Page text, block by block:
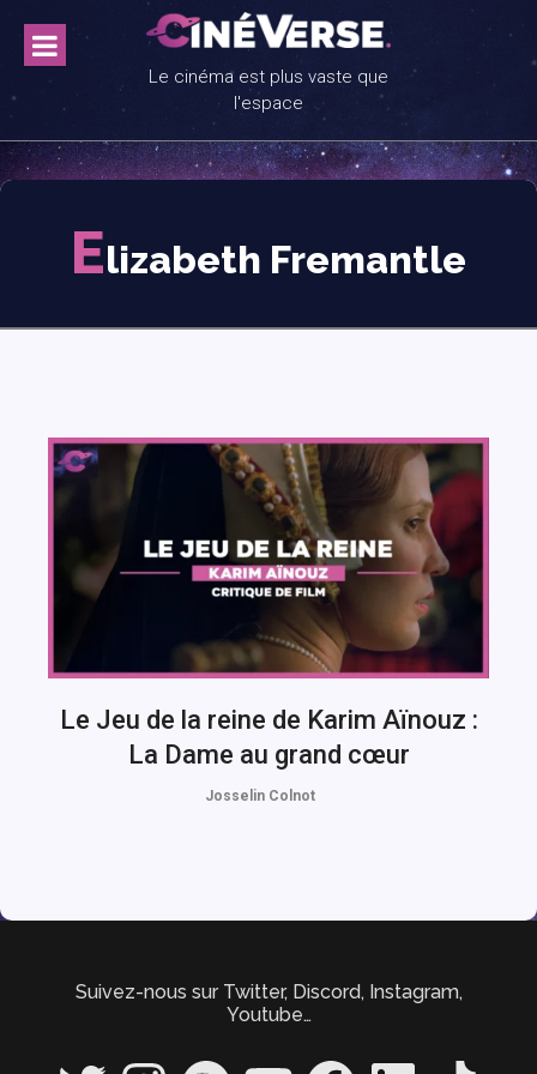
content
Le cinéma est plus vaste que
l'espace
Elizabeth Fremantle
Le Jeu de la reine de Karim Aïnouz :
La Dame au grand cœur
Josselin Colnot
Suivez-nous sur Twitter, Discord, Instagram,
Youtube…
Twitter InstagramSpotify YouTube FacebookLinkedIn TikTok